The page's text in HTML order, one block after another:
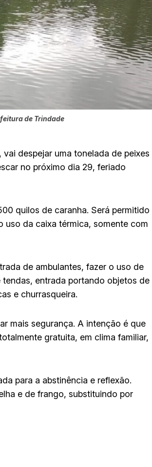
de Trindade
despejar uma tonelada de peixes
no próximo dia 29, feriado
quilos de caranha. Será permitido
uso da caixa térmica, somente com
de ambulantes, fazer o uso de
entrada portando objetos de
e churrasqueira.
mais segurança. A intenção é que
gratuita, em clima familiar,
para a abstinência e reflexão.
e de frango, substituindo por